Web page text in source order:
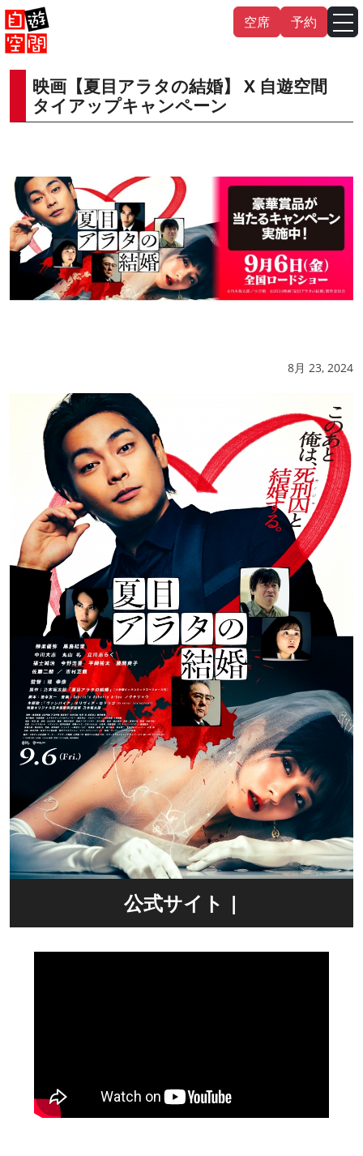
Skip
to
content
空席 予約
映画【夏目アラタの結婚】 X 自遊空間
タイアップキャンペーン
8月 23, 2024
公式サイト |
https://wwws.warnerbros.co.jp/na
English 中文（繁體） 中文（简体 ）
日本語